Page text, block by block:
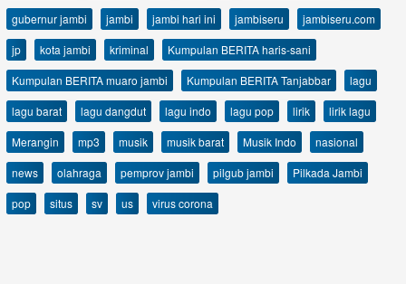
gubernur jambi
jambi jambi hari ini jambiseru
jambiseru.com
jp
kota jambi kriminal
Kumpulan BERITA haris-sani
Kumpulan BERITA muaro jambi
Kumpulan BERITA Tanjabbar
lagu
lagu barat
lagu dangdut lagu indo lagu pop lirik
lirik lagu
Merangin
mp3 musik musik barat Musik Indo
nasional
news
olahraga pemprov jambi pilgub jambi
Pilkada Jambi
pop
situs sv us virus corona